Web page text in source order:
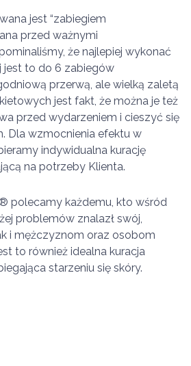
jest “zabiegiem
przed ważnymi
że najlepiej wykonać
jest to do 6 zabiegów
przerwą, ale wielką zaletą
jest fakt, że można je też
przed wydarzeniem i cieszyć się
Dla wzmocnienia efektu w
indywidualna kurację
na potrzeby Klienta.
® polecamy każdemu, kto wśród
problemów znalazł swój,
i mężczyznom oraz osobom
to również idealna kuracja
starzeniu się skóry.